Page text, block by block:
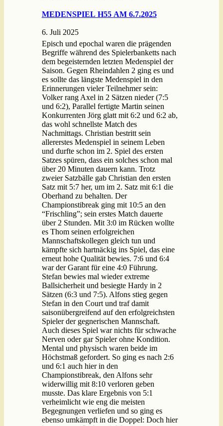
MEDENSPIEL H55 AM 6.7.2025
6. Juli 2025
Episch und epochal waren die prägenden
Begriffe während des Spielerbanketts nach
dem begeisternden letzten Medenspiel der
Saison. Gegen Rheindahlen 2 ging es und
es sollte das längste Medenspiel in den
Erinnerungen vieler Teilnehmer sein:
Volker rang Axel in 2 Sätzen nieder (7:5
und 6:2), Parallel fertigte Martin seinen
Konkurrenten Jörg glatt mit 6:2 und 6:2 ab,
das wohl schnellste Match des
Nachmittags. Christian bestritt sein
allererstes Medenspiel in seinem Leben
und durfte schon im 2. Spiel des ersten
Satzes spüren, dass ein solches schon mal
über 20 Minuten dauern kann. Trotz
zweier Satzbälle gab Christian den ersten
Satz mit 5:7 her, um im 2. Satz mit 6:1 die
Oberhand zu behalten. Der
Championstibreak ging mit 10:5 an den
“Frischling”; sein erstes Match dauerte
über 2 Stunden. Mit 3:0 im Rücken wollte
es Thom seinen erfolgreichen
Mannschaftskollegen gleich tun und
kämpfte sich hartnäckig ins Spiel, das eine
erneut hohe Qualität bewies. 7:6 und 6:4
war der Garant für eine 4:0 Führung.
Stefan bewies mal wieder extreme
Ballsicherheit und besiegte Hardy in 2
Sätzen (6:3 und 7:5). Alfons stieg gegen
Stefan in den Court und traf damit
saisonübergreifend auf den erfolgreichsten
Spieler der gegnerischen Mannschaft.
Auch dieses Spiel war nichts für schwache
Nerven oder gar Spieler ohne Kondition.
Mental und physisch waren beide im
Höchstmaß gefordert. So ging es nach 2:6
und 6:1 auch hier in den
Championstibreak, den Alfons sehr
widerwillig mit 8:10 verloren geben
musste. Das klare Ergebnis von 5:1
verheimlicht wie eng die meisten
Begegnungen verliefen und so ging es
ebenso umkämpft in die Doppel: Doch hier